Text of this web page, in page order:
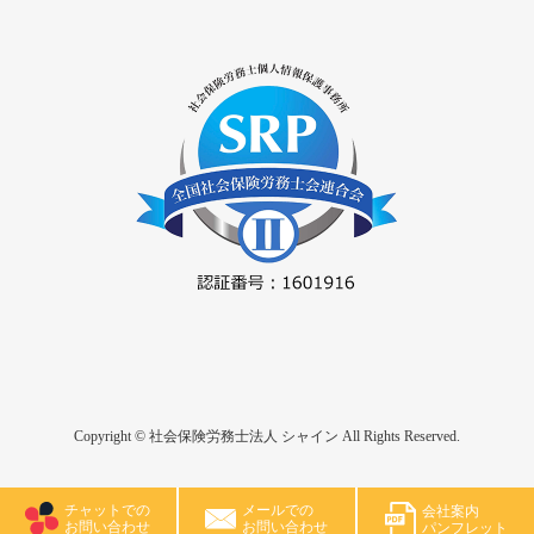
Copyright © 社会保険労務士法人 シャイン All Rights Reserved.
チャットでの
お問い合わせ
メールでの
お問い合わせ
会社案内
パンフレット